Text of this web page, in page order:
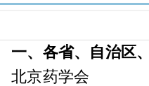
一、各省、自治区
北京药学会